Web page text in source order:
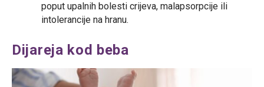
poput upalnih bolesti crijeva, malapsorpcije ili
intolerancije na hranu.
Dijareja kod beba